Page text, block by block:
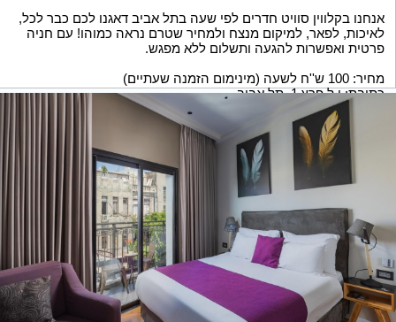
אנחנו בקלווין סוויט חדרים לפי שעה בתל אביב דאגנו לכם כבר לכל,
לאיכות, לפאר, למיקום מנצח ולמחיר שטרם נראה כמוהו! עם חניה
פרטית ואפשרות להגעה ותשלום ללא מפגש.
מחיר: 100 ש''ח לשעה (מינימום הזמנה שעתיים)
כתובת: י.ל פרץ 1, תל אביב.